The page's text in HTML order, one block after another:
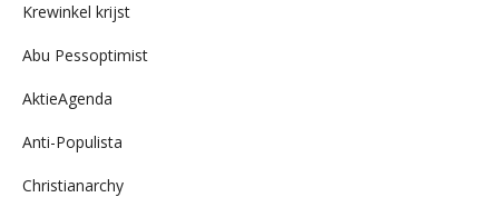
Krewinkel krijst
Abu Pessoptimist
AktieAgenda
Anti-Populista
Christianarchy